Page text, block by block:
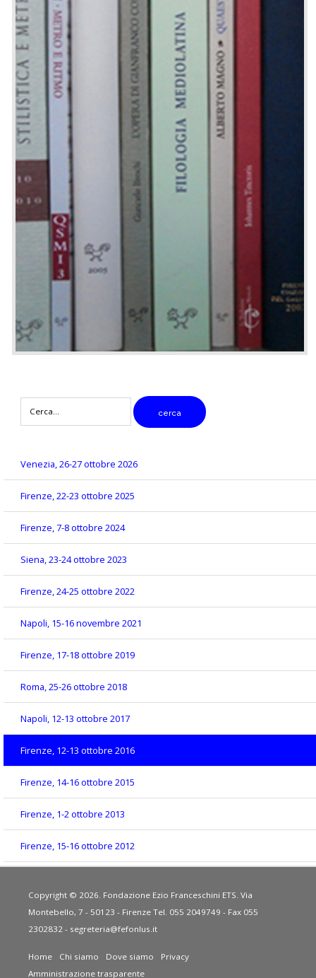
cercare
cerca
Venezia, 26-27 ottobre 2026
Firenze, 22-23 ottobre 2025
Firenze, 7-8 ottobre 2024
Siena, 23-24 ottobre 2023
Firenze, 24-25 ottobre 2022
Napoli, 15-16 novembre 2021
Firenze, 17-18 ottobre 2019
Roma, 25-26 ottobre 2018
Napoli, 12-13 ottobre 2017
Firenze, 12-13 ottobre 2016
Firenze, 14-16 ottobre 2015
Firenze, 1-2 ottobre 2013
Firenze, 15-16 ottobre 2012
Copyright © 2026. Fondazione Ezio Franceschini ETS. Via
Montebello, 7 - 50123 - Firenze Tel. 055 2049749 - Fax 055
2302832 - segreteria@fefonlus.it
Home Chi siamo Dove siamo
Privacy
Amministrazione trasparente